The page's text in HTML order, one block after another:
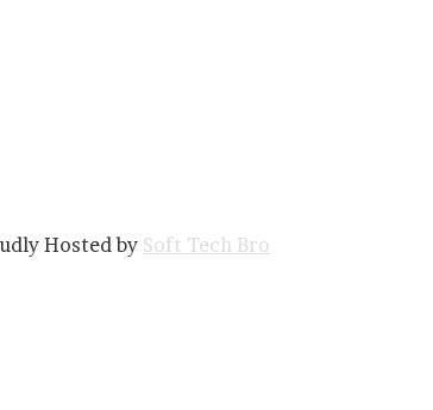
Hosted by Soft Tech Bro